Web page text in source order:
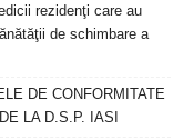
rezidenţi care au
de schimbare a
DE CONFORMITATE
LA D.S.P. IASI